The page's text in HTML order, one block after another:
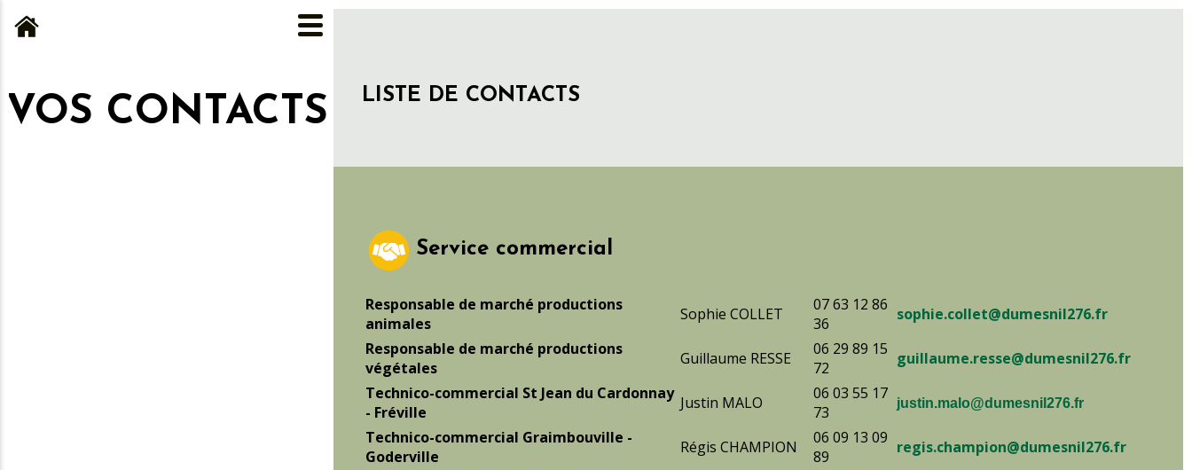
VOS CONTACTS LISTE DE CONTACTS
Service commercial
Responsable de marché productions
animales
Sophie COLLET
07 63 12 86
36
sophie.collet@dumesnil276.fr
Responsable de marché productions
végétales
Guillaume RESSE
06 29 89 15
72
guillaume.resse@dumesnil276.fr
Technico-commercial St Jean du Cardonnay
- Fréville
Justin MALO
06 03 55 17
73
justin.malo@dumesnil276.fr
Technico-commercial Graimbouville -
Goderville
Régis CHAMPION
06 09 13 09
89
regis.champion@dumesnil276.fr